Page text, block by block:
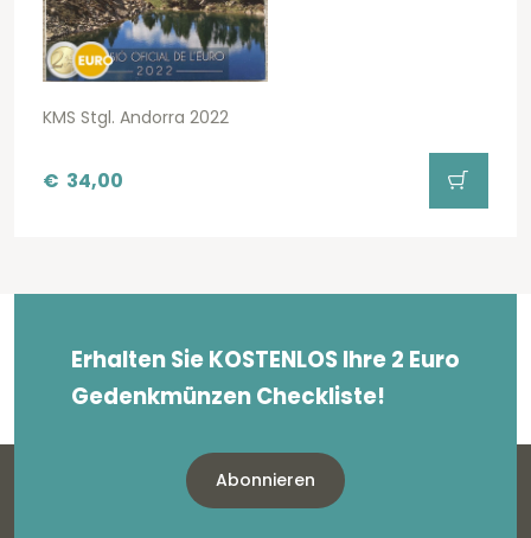
KMS Stgl. Andorra 2022
€ 34,00
Erhalten Sie KOSTENLOS Ihre 2 Euro
Gedenkmünzen Checkliste!
Abonnieren